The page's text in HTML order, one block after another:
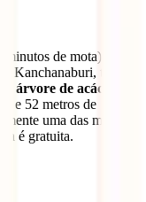
de mota), por
Kanchanaburi, talvez
árvore de acácia
e 52 metros de
uma das maiores
é gratuita.